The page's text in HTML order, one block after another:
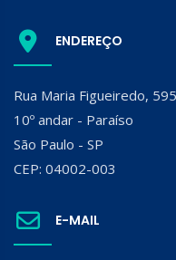
ENDEREÇO
Rua Maria Figueiredo, 595
10º andar - Paraíso
São Paulo - SP
CEP: 04002-003
E-MAIL